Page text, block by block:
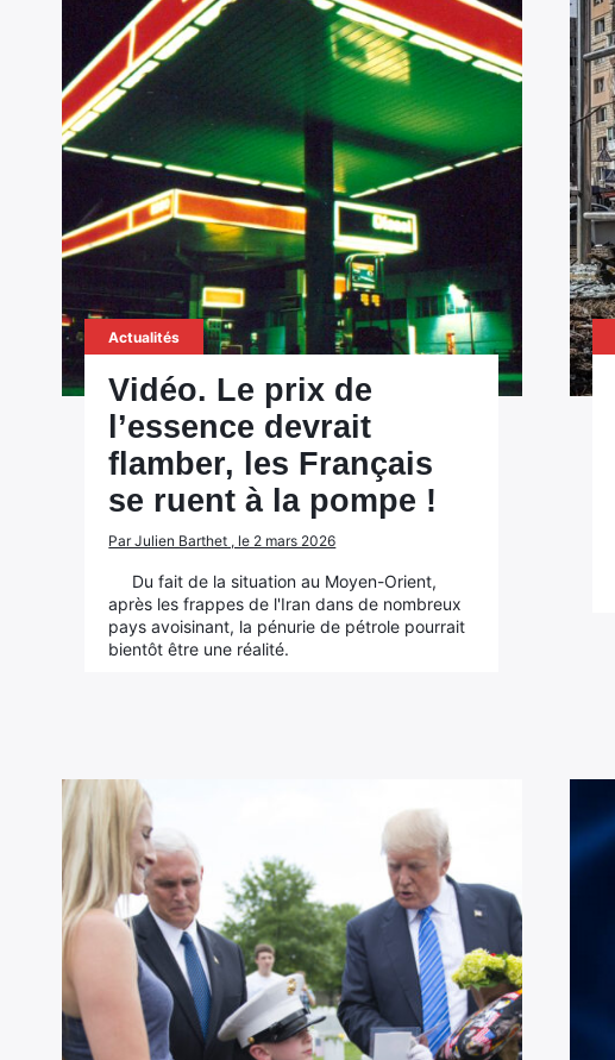
Actualités
Vidéo. Le prix de
l’essence devrait
flamber, les Français
se ruent à la pompe !
Par Julien Barthet , le 2 mars 2026
Du fait de la situation au Moyen-Orient,
après les frappes de l'Iran dans de nombreux
pays avoisinant, la pénurie de pétrole pourrait
bientôt être une réalité.